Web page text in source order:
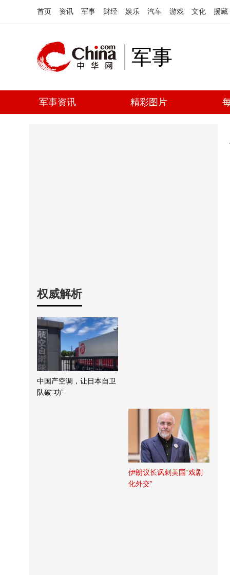
首页 资讯 军事 财经 娱乐 汽车 游戏 文化 援藏
军事
军事资讯 精彩图片
权威解析
中国产空调，让日本自卫
队破“功”
伊朗议长讽刺美国“戏剧
化外交”